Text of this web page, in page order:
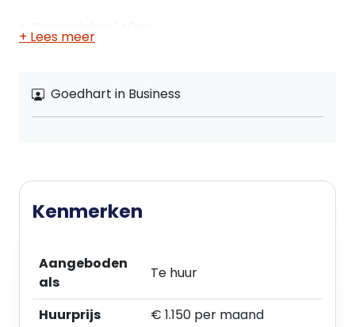
+ Industriële garagedeur met een hoogte van 4,5
+ Ruime toegang voor het gemakkelijk laden en
lossen van goederen
+ Hoog plafond voor extra opslagcapaciteit
+ Droge en schone omgeving om uw goederen
voorzieningen:
zodat u gemakkelijk toegang heeft tot de
+ Lees meer
Goedhart in Business
Kenmerken
Aangeboden
als
Te huur
Huurprijs
€ 1.150 per maand